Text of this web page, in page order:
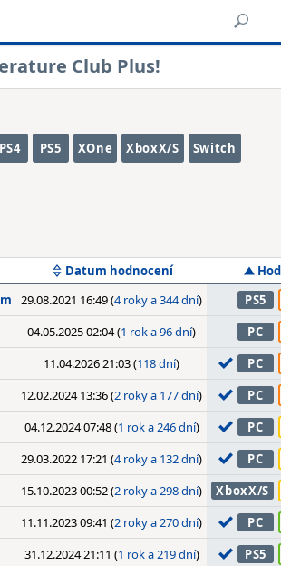
Club Plus!
PS4 PS5 XOne XboxX/S Switch
Datum hodnocení
29.08.2021 16:49 (4 roky a 344 dní)
PS5
04.05.2025 02:04 (1 rok a 96 dní)
PC
11.04.2026 21:03 (118 dní)
PC
12.02.2024 13:36 (2 roky a 177 dní)
PC
04.12.2024 07:48 (1 rok a 246 dní)
PC
29.03.2022 17:21 (4 roky a 132 dní)
PC
15.10.2023 00:52 (2 roky a 298 dní)
XboxX/S
11.11.2023 09:41 (2 roky a 270 dní)
PC
31.12.2024 21:11 (1 rok a 219 dní)
PS5